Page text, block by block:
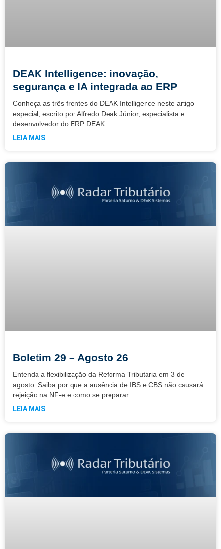
DEAK Intelligence: inovação,
segurança e IA integrada ao ERP
Conheça as três frentes do DEAK Intelligence neste artigo
especial, escrito por Alfredo Deak Júnior, especialista e
desenvolvedor do ERP DEAK.
LEIA MAIS
Boletim 29 – Agosto 26
Entenda a flexibilização da Reforma Tributária em 3 de
agosto. Saiba por que a ausência de IBS e CBS não causará
rejeição na NF-e e como se preparar.
LEIA MAIS